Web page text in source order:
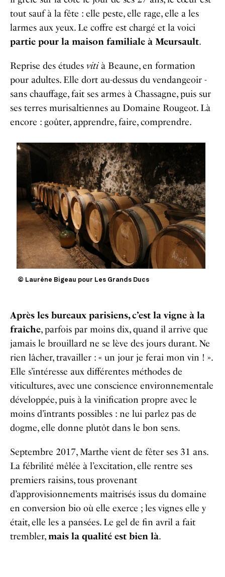
tout sauf à la fête : elle peste, elle rage, elle a les
larmes aux yeux. Le coffre est chargé et la voici
partie pour la maison familiale à Meursault.
Reprise des études vitià Beaune, en formation
pour adultes. Elle dort au-dessus du vendangeoir -
sans chauffage, fait ses armes à Chassagne, puis sur
ses terres murisaltiennes au Domaine Rougeot. Là
encore : goûter, apprendre, faire, comprendre.
© Laurène Bigeau pour Les Grands Ducs
Après les bureaux parisiens, c’est la vigne à la
fraîche, parfois par moins dix, quand il arrive que
jamais le brouillard ne se lève des jours durant. Ne
rien lâcher, travailler : « un jour je ferai mon vin ! ».
Elle s’intéresse aux différentes méthodes de
viticultures, avec une conscience environnementale
développée, puis à la vinification propre avec le
moins d’intrants possibles : ne lui parlez pas de
dogme, elle donne plutôt dans le bon sens.
Septembre 2017, Marthe vient de fêter ses 31 ans.
La fébrilité mêlée à l’excitation, elle rentre ses
premiers raisins, tous provenant
d’approvisionnements maîtrisés issus du domaine
en conversion bio où elle exerce ; les vignes elle y
était, elle les a pansées. Le gel de fin avril a fait
trembler,mais la qualité est bien là.